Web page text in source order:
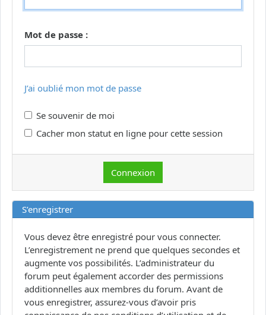
Mot de passe :
J’ai oublié mon mot de passe
Se souvenir de moi
Cacher mon statut en ligne pour cette session
S’enregistrer
Vous devez être enregistré pour vous connecter.
L’enregistrement ne prend que quelques secondes et
augmente vos possibilités. L’administrateur du
forum peut également accorder des permissions
additionnelles aux membres du forum. Avant de
vous enregistrer, assurez-vous d’avoir pris